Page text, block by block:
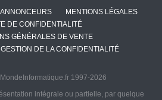
ANNONCEURS
MENTIONS LÉGALES
DE CONFIDENTIALITÉ
GÉNÉRALES DE VENTE
DE LA CONFIDENTIALITÉ
1997-2026
intégrale ou partielle, par quelque